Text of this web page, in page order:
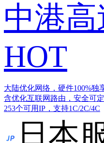
中港
HOT
大陆优化网络，硬件100%独
含优化互联网路由，安全可
253个可用IP，支持1C/2C/4C
日本